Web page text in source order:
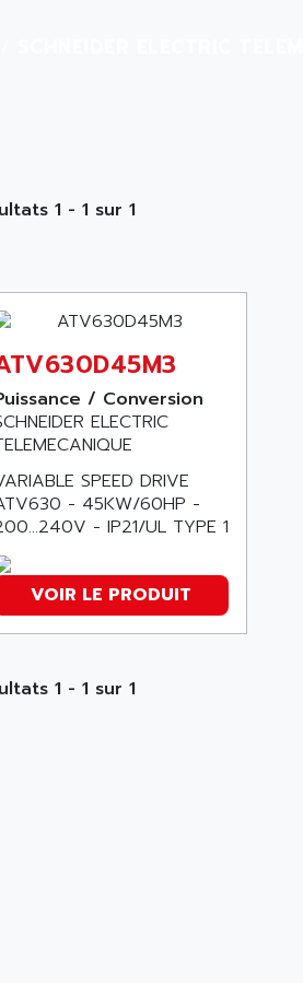
1 - 1 sur 1
/ Conversion
ELECTRIC
SPEED DRIVE
- 45KW/60HP -
- IP21/UL TYPE 1
VOIR LE PRODUIT
1 - 1 sur 1